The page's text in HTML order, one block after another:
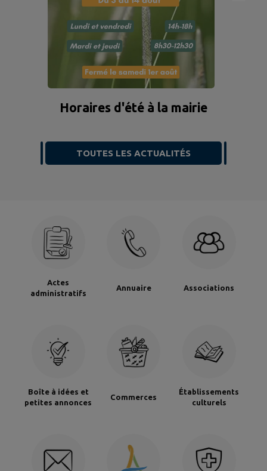
Horaires d'été à la mairie
TOUTES LES ACTUALITÉS
Actes
administratifs
Annuaire Associations
Boîte à idées et
petites annonces
Commerces
Établissements
culturels